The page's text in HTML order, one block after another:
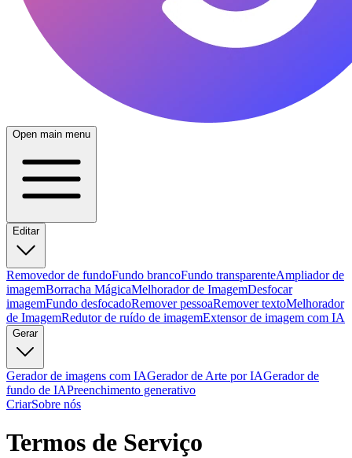
Open main menu
Editar
Removedor de fundoFundo brancoFundo transparenteAmpliador de
imagemBorracha MágicaMelhorador de ImagemDesfocar
imagemFundo desfocadoRemover pessoaRemover textoMelhorador
de ImagemRedutor de ruído de imagemExtensor de imagem com IA
Gerar
Gerador de imagens com IAGerador de Arte por IAGerador de
fundo de IAPreenchimento generativo
CriarSobre nós
Termos de Serviço